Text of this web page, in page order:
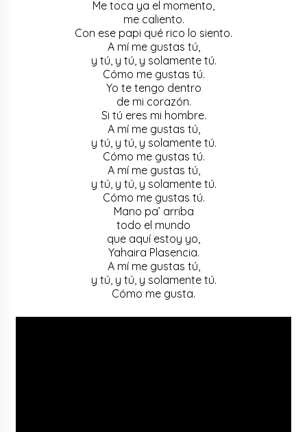
Me toca ya el momento,
me caliento.
Con ese papi qué rico lo siento.
A mí me gustas tú,
y tú, y tú, y solamente tú.
Cómo me gustas tú.
Yo te tengo dentro
de mi corazón.
Si tú eres mi hombre.
A mí me gustas tú,
y tú, y tú, y solamente tú.
Cómo me gustas tú.
A mí me gustas tú,
y tú, y tú, y solamente tú.
Cómo me gustas tú.
Mano pa’ arriba
todo el mundo
que aquí estoy yo,
Yahaira Plasencia.
A mí me gustas tú,
y tú, y tú, y solamente tú.
Cómo me gusta.